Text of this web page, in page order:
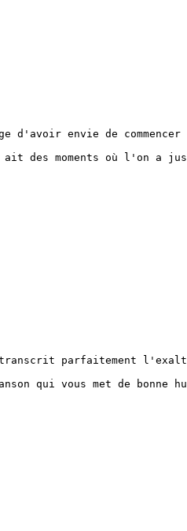
d'avoir envie de
des moments où l'on a
parfaitement
qui vous met de bonne